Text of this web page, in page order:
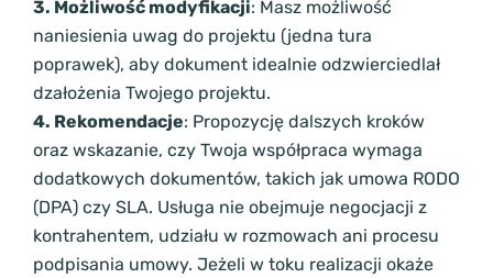
3. Możliwość modyfikacji: Masz możliwość
naniesienia uwag do projektu (jedna tura
poprawek), aby dokument idealnie odzwierciedlał
dzałożenia Twojego projektu.
4. Rekomendacje: Propozycję dalszych kroków
oraz wskazanie, czy Twoja współpraca wymaga
dodatkowych dokumentów, takich jak umowa RODO
(DPA) czy SLA. Usługa nie obejmuje negocjacji z
kontrahentem, udziału w rozmowach ani procesu
podpisania umowy. Jeżeli w toku realizacji okaże